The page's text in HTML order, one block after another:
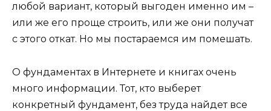
любой вариант, который выгоден именно им –
или же его проще строить, или же они получат
с этого откат. Но мы постараемся им помешать.
О фундаментах в Интернете и книгах очень
много информации. Тот, кто выберет
конкретный фундамент, без труда найдет все